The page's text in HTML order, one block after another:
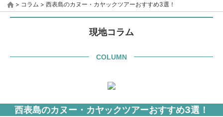
> コラム > 西表島のカヌー・カヤックツアーおすすめ3選！
現地コラム
COLUMN
西表島のカヌー・カヤックツアーおすすめ3選！